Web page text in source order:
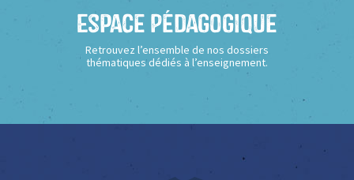
Espace Pédagogique
Retrouvez l’ensemble de nos dossiers
thématiques dédiés à l’enseignement.